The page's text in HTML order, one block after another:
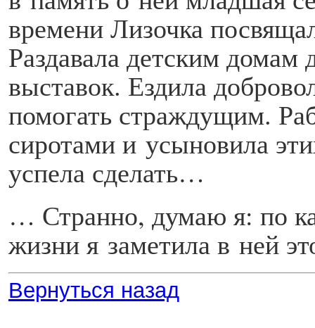
времени Лизочка
Раздавала детским
выставок. Ездила
помогать страждущим.
сиротами и усыновила
успела сделать…
… Странно, думаю я: по
жизни я заметила в ней
Вернуться назад